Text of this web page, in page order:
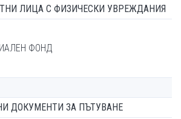
ЛИЦА С ФИЗИЧЕСКИ УВРЕЖДАНИЯ
ФОНД
ДОКУМЕНТИ ЗА ПЪТУВАНЕ